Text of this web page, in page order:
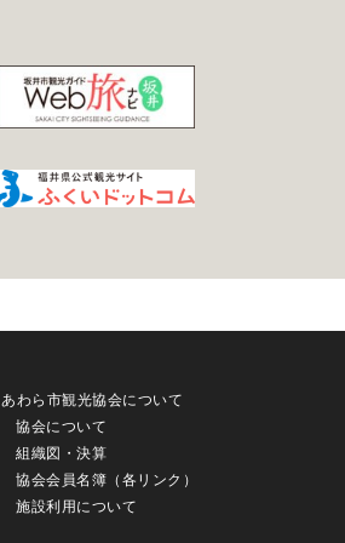
あわら市観光協会について
協会について
組織図・決算
協会会員名簿（各リンク）
施設利用について